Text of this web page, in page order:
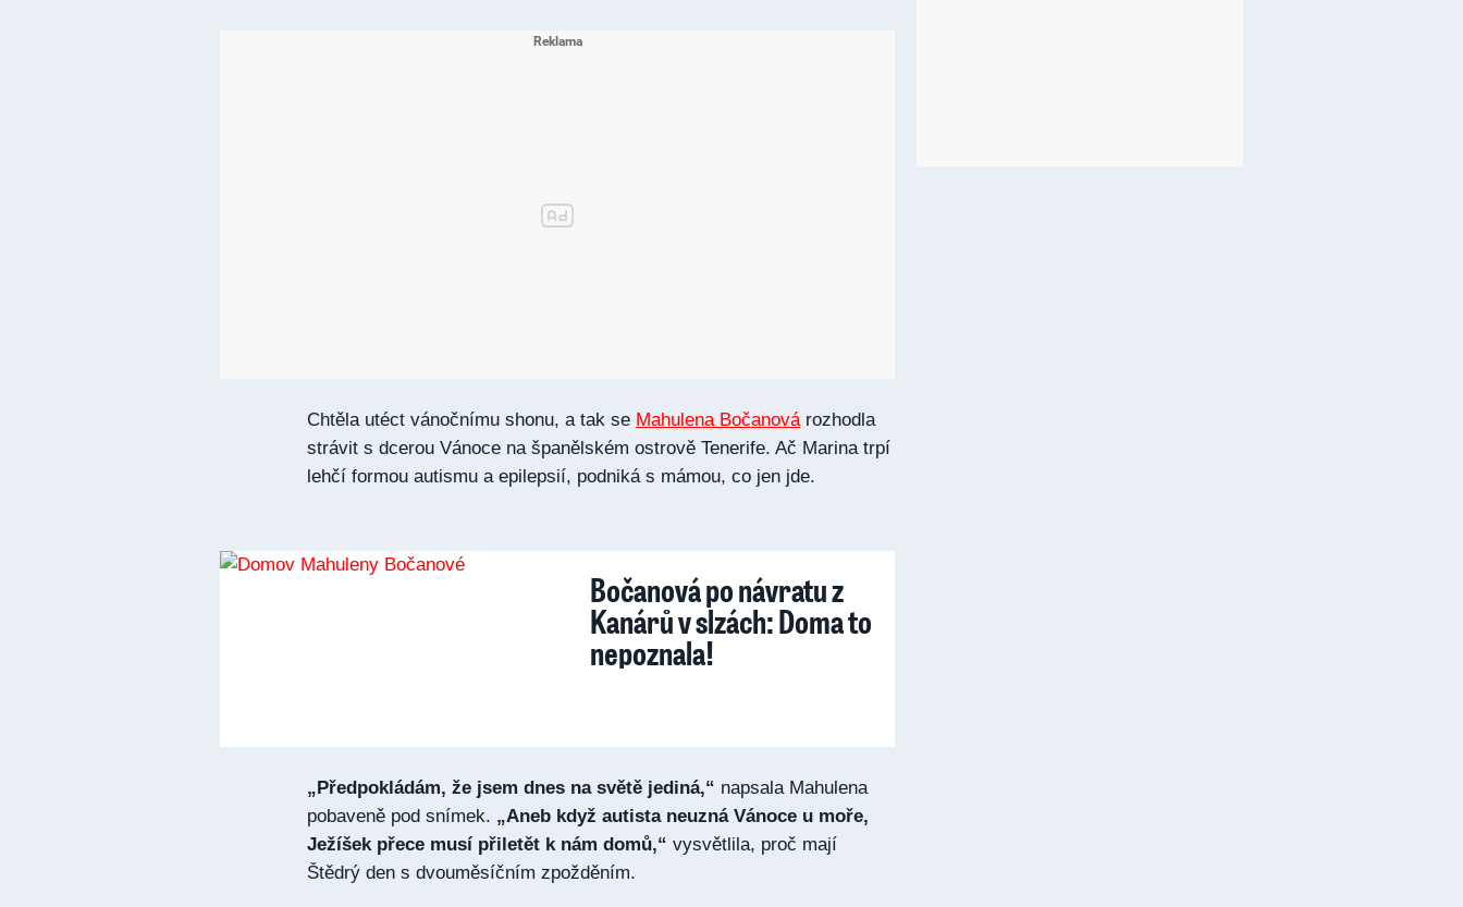
Chtěla utéct vánočnímu shonu, a tak se Mahulena Bočanovározhodla
strávit s dcerou Vánoce na španělském ostrově Tenerife. Ač Marina trpí
lehčí formou autismu a epilepsií, podniká s mámou, co jen jde.
Bočanová po návratu z
Kanárů v slzách: Doma to
nepoznala!
„Předpokládám, že jsem dnes na světě jediná,“ napsala Mahulena
pobaveně pod snímek. „Aneb když autista neuzná Vánoce u moře,
Ježíšek přece musí přiletět k nám domů,“ vysvětlila, proč mají
Štědrý den s dvouměsíčním zpožděním.